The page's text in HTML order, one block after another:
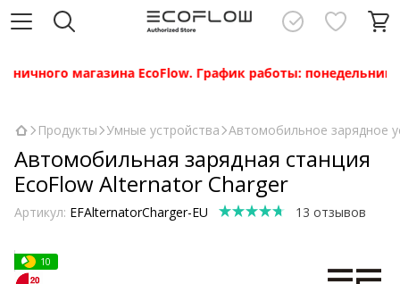
магазина EcoFlow. График работы: понедельник —
Продукты Умные устройства Автомобильное зарядное
Автомобильная зарядная станция
EcoFlow Alternator Charger
Артикул: EFAlternatorCharger-EU 13 отзывов
10